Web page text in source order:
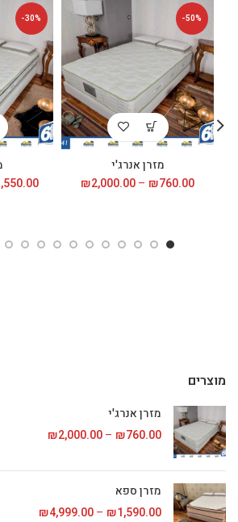
-50%
מזרן אנרג'י
₪760.00
–
₪2,000.00
-30%
מוצרים
מזרן אנרג'י
₪760.00
–
₪2,000.00
מזרן ספא
₪1,590.00
–
₪4,999.00